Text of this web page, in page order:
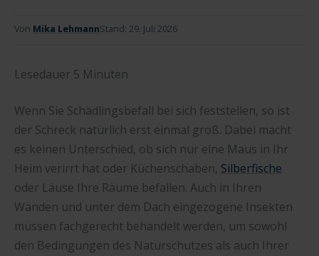
Von Mika LehmannStand: 29. Juli 2026
Lesedauer 5 Minuten
Wenn Sie Schädlingsbefall bei sich feststellen, so ist
der Schreck natürlich erst einmal groß. Dabei macht
es keinen Unterschied, ob sich nur eine Maus in Ihr
Heim verirrt hat oder Küchenschaben, Silberfische
oder Läuse Ihre Räume befallen. Auch in Ihren
Wänden und unter dem Dach eingezogene Insekten
müssen fachgerecht behandelt werden, um sowohl
den Bedingungen des Naturschutzes als auch Ihrer